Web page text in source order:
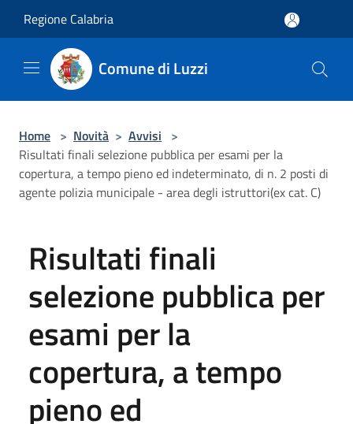
Regione Calabria
Comune di Luzzi
Home > Novità > Avvisi >
Risultati finali selezione pubblica per esami per la
copertura, a tempo pieno ed indeterminato, di n. 2 posti di
agente polizia municipale - area degli istruttori(ex cat. C)
Risultati finali
selezione pubblica per
esami per la
copertura, a tempo
pieno ed